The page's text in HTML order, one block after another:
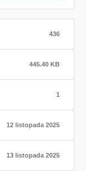
436
445.40 KB
1
12 listopada 2025
13 listopada 2025